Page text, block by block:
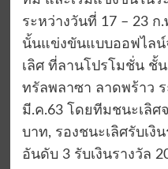
ระหว่างวันที่ 17 – 23 ก
นั้นแข่งขันแบบออฟไล
เลิศ ที่ลานโปรโมชั่น ชั้
ทรัลพลาซา ลาดพร้าว
มี.ค.63 โดยทีมชนะเลิศ
บาท, รองชนะเลิศรับเงิ
อันดับ 3 รับเงินรางวัล